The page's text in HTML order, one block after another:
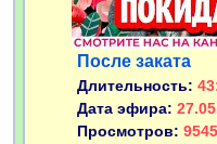
После заката
Длительность:
Дата эфира:
Просмотров: 9545